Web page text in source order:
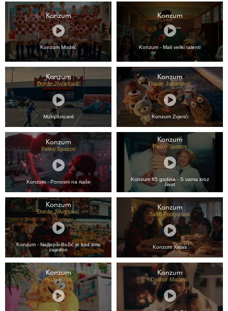
Konzum
Konzum Modrić
Konzum
Konzum - Mali veliki talenti
Konzum
Đorđe Jovanović
Multipluscard
Konzum
Đorđe Jovanović
Konzum Zvjerići
Konzum
Petko Spasov
Konzum - Ponosni na naše
Konzum
Petko Spasov
Konzum 65 godina - S vama kroz
život
Konzum
Đorđe Jovanović
Konzum - Najljepši Božić je kad smo
zajedno
Konzum
Sašo Podgoršek
Konzum Xmas
Konzum
Petar Pašić
Konzum
Dalibor Matanić